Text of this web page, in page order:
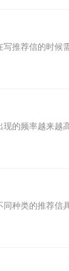
推荐信的时候
的频率越来越
种类的推荐信